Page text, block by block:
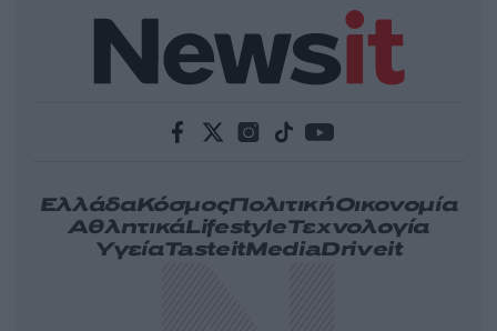
ΕλλάδαΚόσμοςΠολιτικήΟικονομία
ΑθλητικάLifestyleΤεχνολογία
ΥγείαTasteitMediaDriveit